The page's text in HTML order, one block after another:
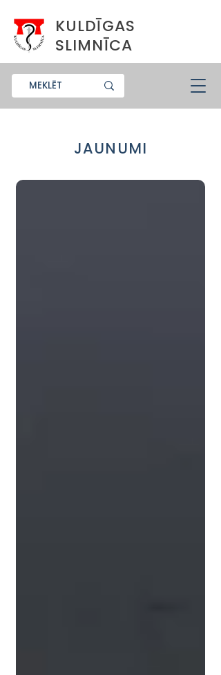
KULDĪGAS
SLIMNĪCA
JAUNUMI